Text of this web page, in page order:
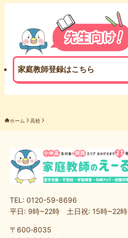
家庭教師登録はこちら
ホーム 高校
TEL: 0120-59-8696
平日: 9時~22時 土日祝: 15時~22時
〒600‐8035